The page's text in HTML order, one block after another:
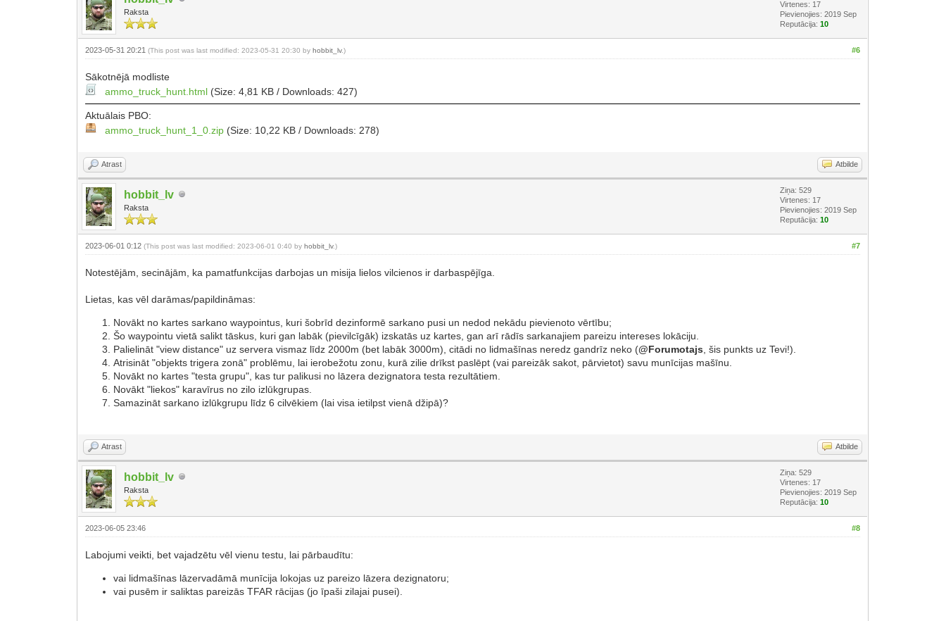
Raksta
Virtenes: 17
Pievienojies: 2019 Sep
Reputācija:10
#6
2023-05-31 20:21(This post was last modified: 2023-05-31 20:30 byhobbit_lv.)
Sākotnējā modliste
ammo_truck_hunt.html (Size: 4,81 KB / Downloads: 427)
Aktuālais PBO:
ammo_truck_hunt_1_0.zip (Size: 10,22 KB / Downloads: 278)
Atrast Atbilde
hobbit_lv
Raksta
Ziņa: 529
Virtenes: 17
Pievienojies: 2019 Sep
Reputācija:10
#7
2023-06-01 0:12(This post was last modified: 2023-06-01 0:40 byhobbit_lv.)
Notestējām, secinājām, ka pamatfunkcijas darbojas un misija lielos vilcienos ir darbaspējīga.
Lietas, kas vēl darāmas/papildināmas:
Novākt no kartes sarkano waypointus, kuri šobrīd dezinformē sarkano pusi un nedod nekādu pievienoto vērtību;
Šo waypointu vietā salikt tāskus, kuri gan labāk (pievilcīgāk) izskatās uz kartes, gan arī rādīs sarkanajiem pareizu intereses lokāciju.
Palielināt "view distance" uz servera vismaz līdz 2000m (bet labāk 3000m), citādi no lidmašīnas neredz gandrīz neko (@Forumotajs , šis punkts uz Tevi!).
Atrisināt "objekts trigera zonā" problēmu, lai ierobežotu zonu, kurā zilie drīkst paslēpt (vai pareizāk sakot, pārvietot) savu munīcijas mašīnu.
Novākt no kartes "testa grupu", kas tur palikusi no lāzera dezignatora testa rezultātiem.
Novākt "liekos" karavīrus no zilo izlūkgrupas.
Samazināt sarkano izlūkgrupu līdz 6 cilvēkiem (lai visa ietilpst vienā džipā)?
Atrast Atbilde
hobbit_lv
Raksta
Ziņa: 529
Virtenes: 17
Pievienojies: 2019 Sep
Reputācija:10
#8
2023-06-05 23:46
Labojumi veikti, bet vajadzētu vēl vienu testu, lai pārbaudītu:
vai lidmašīnas lāzervadāmā munīcija lokojas uz pareizo lāzera dezignatoru;
vai pusēm ir saliktas pareizās TFAR rācijas (jo īpaši zilajai pusei).